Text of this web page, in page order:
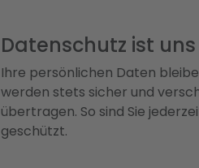
Datenschutz ist
Ihre persönlichen Daten
werden stets sicher und
übertragen. So sind Sie
geschützt.